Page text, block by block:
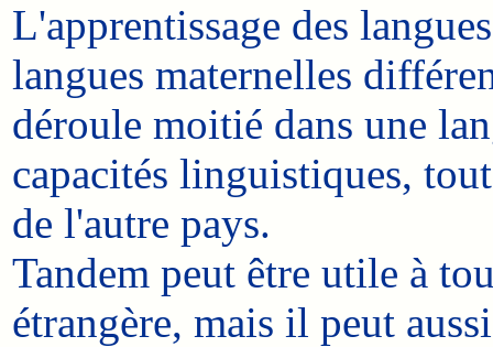
L'apprentissage des
langues maternelles
déroule moitié dans une
capacités linguistiques,
de l'autre pays.
Tandem peut être utile à
étrangère, mais il peut